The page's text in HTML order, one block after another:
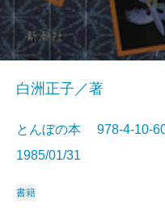
白洲正子／著
とんぼの本 978-4-10-
1985/01/31
書籍